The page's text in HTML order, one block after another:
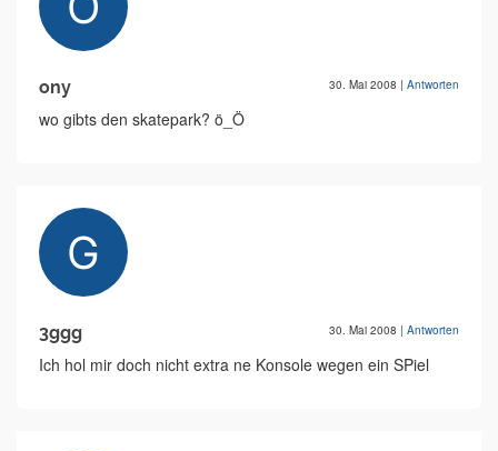
ony 30. Mai 2008 | Antworten
wo gibts den skatepark? ö_Ö
3ggg 30. Mai 2008 | Antworten
Ich hol mir doch nicht extra ne Konsole wegen ein SPiel